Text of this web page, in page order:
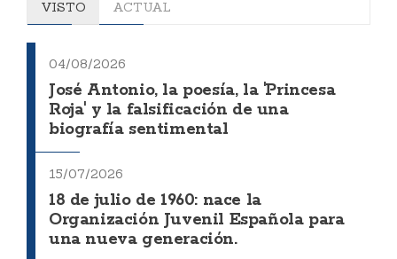
VISTO ACTUAL
04/08/2026
José Antonio, la poesía, la 'Princesa
Roja' y la falsificación de una
biografía sentimental
15/07/2026
18 de julio de 1960: nace la
Organización Juvenil Española para
una nueva generación.